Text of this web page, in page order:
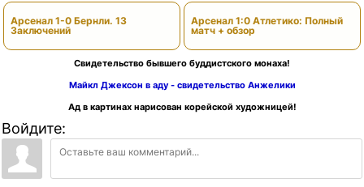
Арсенал 1-0 Бернли. 13
Заключений
Арсенал 1:0 Атлетико: Полный
матч + обзор
Свидетельство бывшего буддистского монаха!
Майкл Джексон в аду - свидетельство Анжелики
Ад в картинах нарисован корейской художницей!
Войдите: